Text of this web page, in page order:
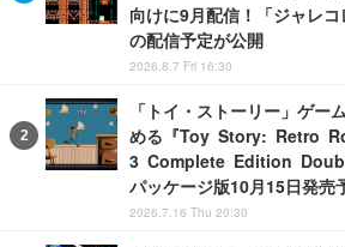
向けに9月配信！「ジャレ
の配信予定が公開
2026.8.7 Fri 16:30
「トイ・ストーリー」ゲー
める『Toy Story: Retro
3 Complete Edition
パッケージ版10月15日発売
2026.7.16 Thu 20:30